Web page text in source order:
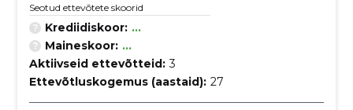
Seotud ettevõtete skoorid
Krediidiskoor: ...
Maineskoor: ...
Aktiivseid ettevõtteid: 3
Ettevõtluskogemus (aastaid): 27